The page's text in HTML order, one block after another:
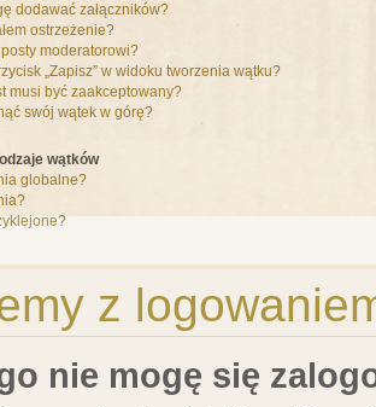
dodawać załączników?
ostrzeżenie?
moderatorowi?
„Zapisz” w widoku tworzenia wątku?
musi być zaakceptowany?
swój wątek w górę?
wątków
globalne?
z
nie mogę się